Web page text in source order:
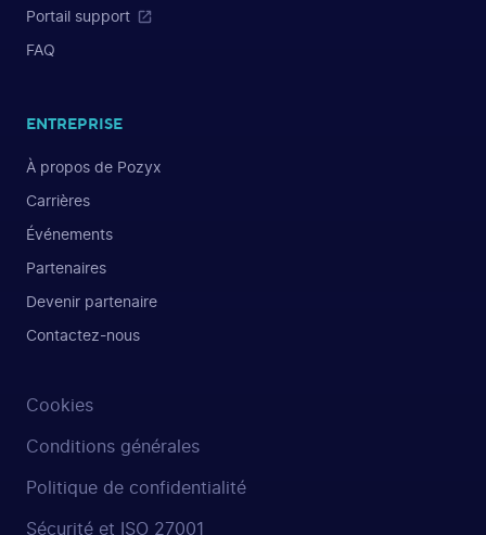
Portail support
FAQ
ENTREPRISE
À propos de Pozyx
Carrières
Événements
Partenaires
Devenir partenaire
Contactez-nous
Cookies
Conditions générales
Politique de confidentialité
Sécurité et ISO 27001